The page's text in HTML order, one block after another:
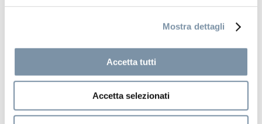
Mostra dettagli
Accetta tutti
Accetta selezionati